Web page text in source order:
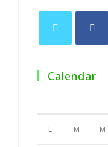
Calendar
L M M